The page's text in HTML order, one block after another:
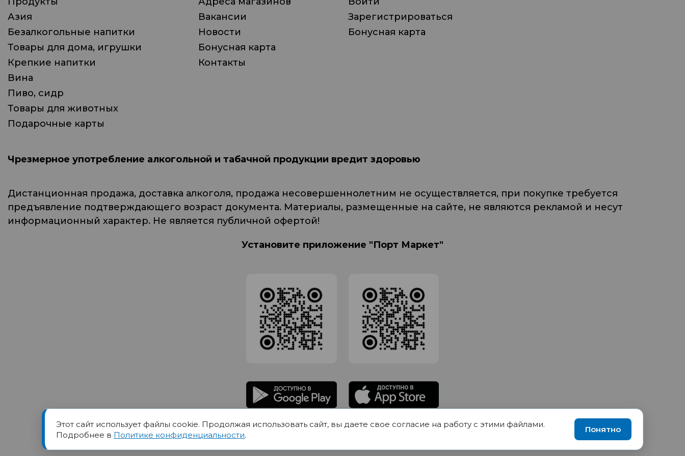
Азия
Безалкогольные напитки
Товары для дома, игрушки
Крепкие напитки
Вина
Пиво, сидр
Товары для животных
Подарочные карты
Вакансии
Новости
Бонусная карта
Контакты
Зарегистрироваться
Бонусная карта
Чрезмерное употребление алкогольной и табачной продукции вредит здоровью
Дистанционная продажа, доставка алкоголя, продажа несовершеннолетним не осуществляется, при покупке требуется
предъявление подтверждающего возраст документа. Материалы, размещенные на сайте, не являются рекламой и несут
информационный характер. Не является публичной офертой!
Установите приложение "Порт Маркет"
Товарный знак ПОРТ принадлежит Обществу с Ограниченной ответственностью СИГМАТОРГ, ОГРН 1191690035570, ИНН 1655417189
Юр.адрес 420012 Казань переулок Щербаковский дом 7, пом 1013, офис 5
Этот сайт использует файлы cookie. Продолжая использовать сайт, вы даете свое согласие на работу с этими файлами.
Подробнее в Политике конфиденциальности.
Понятно